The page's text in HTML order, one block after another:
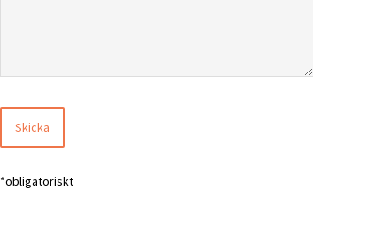
*obligatoriskt